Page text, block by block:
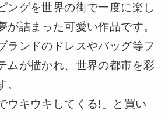
ングを世界の街で一度に楽し
が詰まった可愛い作品です。
ランドのドレスやバッグ等フ
ムが描かれ、世界の都市を彩
。
ウキウキしてくる!」と買い